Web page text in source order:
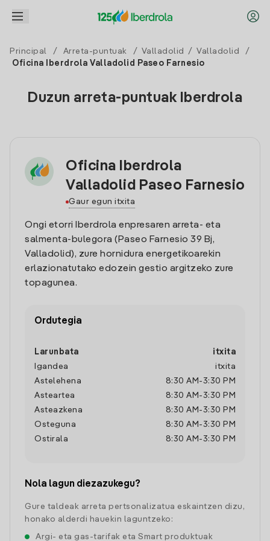
Principal / Arreta-puntuak / Valladolid / Valladolid
/
Oficina Iberdrola Valladolid Paseo Farnesio
Duzun arreta-puntuak Iberdrola
Oficina Iberdrola
Valladolid Paseo Farnesio
Gaur egun itxita
Ongi etorri Iberdrola enpresaren arreta- eta
salmenta-bulegora (Paseo Farnesio 39 Bj,
Valladolid), zure hornidura energetikoarekin
erlazionatutako edozein gestio argitzeko zure
topagunea.
Ordutegia
Larunbata
itxita
Igandea
itxita
Astelehena
8:30 AM -3:30 PM
Asteartea
8:30 AM -3:30 PM
Asteazkena
8:30 AM -3:30 PM
Osteguna
8:30 AM -3:30 PM
Ostirala
8:30 AM -3:30 PM
Nola lagun diezazukegu?
Gure taldeak arreta pertsonalizatua eskaintzen dizu,
honako alderdi hauekin laguntzeko:
Argi- eta gas-tarifak eta Smart produktuak